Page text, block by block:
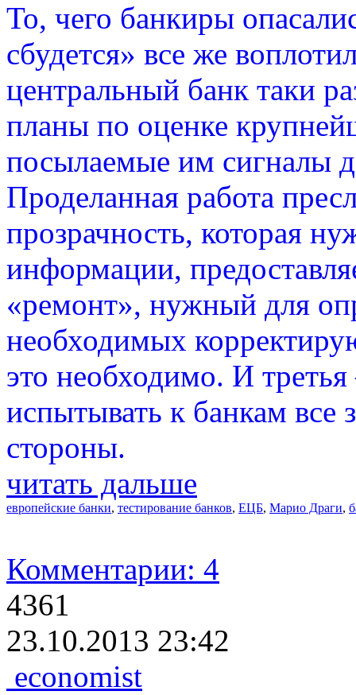
То, чего банкиры
сбудется» все же
центральный банк таки
планы по оценке
посылаемые им сигналы
Проделанная работа
прозрачность, которая
информации,
«ремонт», нужный для
необходимых
это необходимо. И
испытывать к банкам все
стороны.
читать дальше
европейские банки, тестирование банков, ЕЦБ, Марио Драги,
Комментарии: 4
4361
23.10.2013 23:42
economist